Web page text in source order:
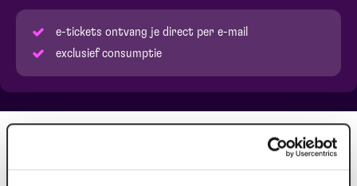
e-tickets ontvang je direct per e-mail
exclusief consumptie
juiste achtergrondinformatie.